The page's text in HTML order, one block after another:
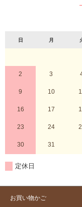
日 月
2 3
9 10
16 17
23 24
30 31
定休日
お買い物かご